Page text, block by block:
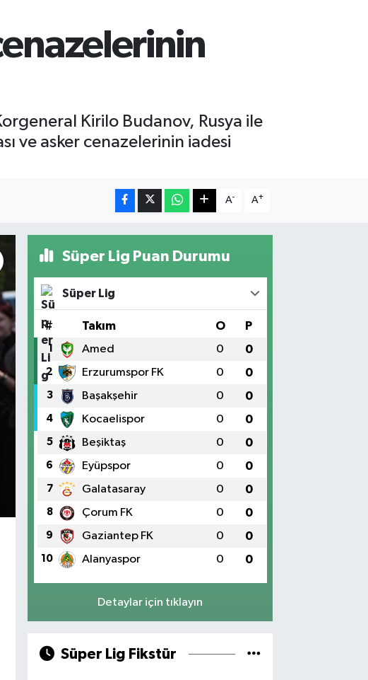
Kirilo Budanov, Rusya ile
ve asker cenazelerinin iadesi
A- A+
Süper Lig Puan Durumu
Süper Lig
# Takım O P
1 Amed 0 0
2 Erzurumspor FK 0 0
3 Başakşehir 0 0
4 Kocaelispor 0 0
5 Beşiktaş 0 0
6 Eyüpspor 0 0
7 Galatasaray 0 0
8 Çorum FK 0 0
9 Gaziantep FK 0 0
10 Alanyaspor 0 0
Detaylar için tıklayın
Süper Lig Fikstür